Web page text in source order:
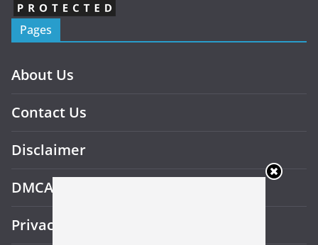
Pages
About Us
Contact Us
Disclaimer
DMCA
Privacy Policy